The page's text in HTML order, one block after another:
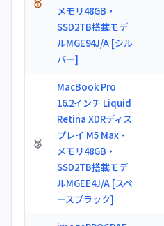
🥇
メモリ48GB・
SSD2TB搭載モデ
ルMGE94J/A [シル
バー]
🥈
MacBook Pro
16.2インチ Liquid
Retina XDRディス
プレイ M5 Max・
メモリ48GB・
SSD2TB搭載モデ
ルMGEE4J/A [スペ
ースブラック]